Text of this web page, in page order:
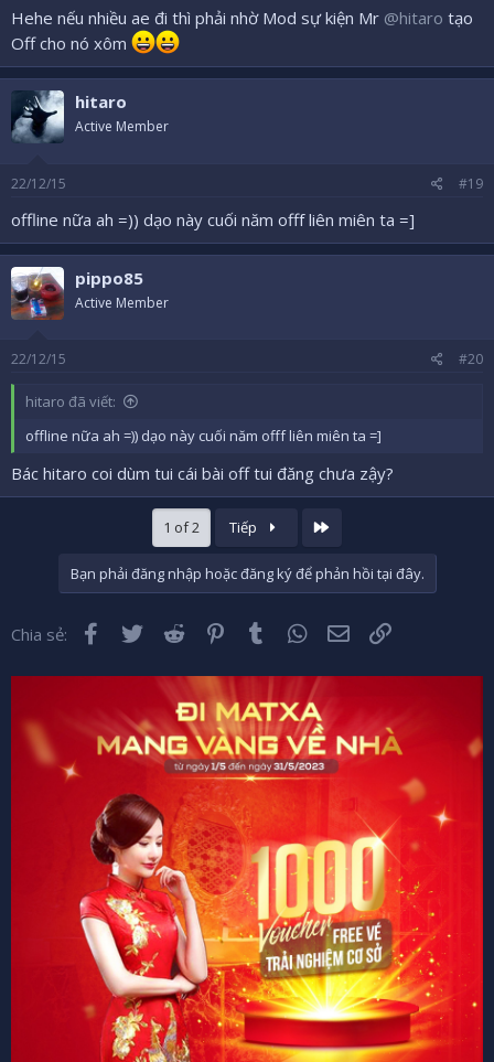
Hehe nếu nhiều ae đi thì phải nhờ Mod sự kiện Mr @hitaro tạo
Off cho nó xôm
hitaro
Active Member
22/12/15 #19
offline nữa ah =)) dạo này cuối năm offf liên miên ta =]
pippo85
Active Member
22/12/15 #20
hitaro đã viết:
offline nữa ah =)) dạo này cuối năm offf liên miên ta =]
Bác hitaro coi dùm tui cái bài off tui đăng chưa zậy?
1 of 2 Tiếp
Bạn phải đăng nhập hoặc đăng ký để phản hồi tại đây.
Chia sẻ: Facebook
Twitter Reddit Pinterest
Tumblr WhatsApp
Email